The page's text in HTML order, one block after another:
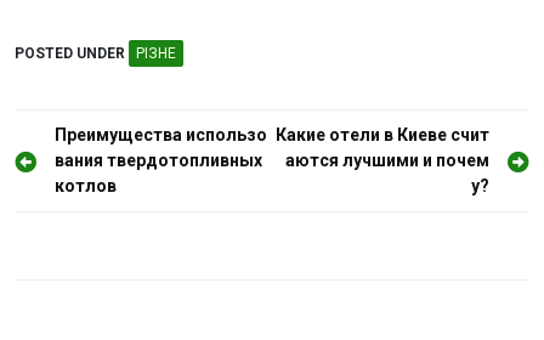
POSTED UNDER РІЗНЕ
Н
а
Преимущества использо
вания твердотопливных
котлов
Какие отели в Киеве счит
аются лучшими и почем
у?